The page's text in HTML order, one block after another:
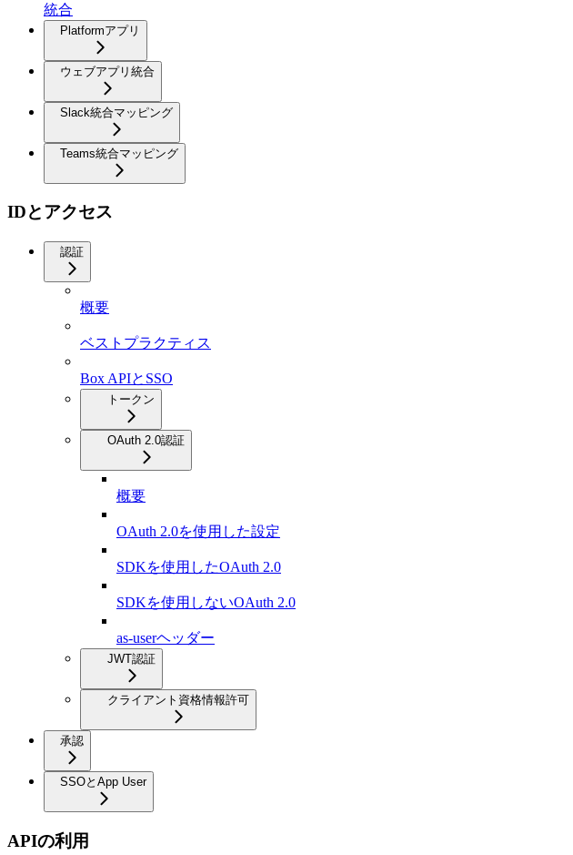
統合
Platformアプリ
ウェブアプリ統合
Slack統合マッピング
Teams統合マッピング
IDとアクセス
認証
概要
ベストプラクティス
Box APIとSSO
トークン
OAuth 2.0認証
概要
OAuth 2.0を使用した設定
SDKを使用したOAuth 2.0
SDKを使用しないOAuth 2.0
as-userヘッダー
JWT認証
クライアント資格情報許可
承認
SSOとApp User
APIの利用